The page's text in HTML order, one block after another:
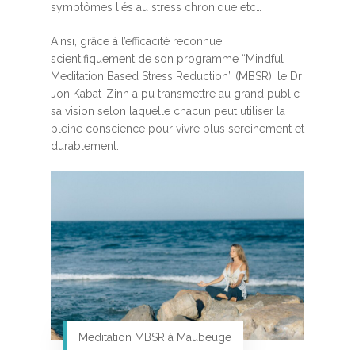
symptômes liés au stress chronique etc…
Ainsi, grâce à l’efficacité reconnue
scientifiquement de son programme “Mindful
Meditation Based Stress Reduction” (MBSR), le Dr
Jon Kabat-Zinn a pu transmettre au grand public
sa vision selon laquelle chacun peut utiliser la
pleine conscience pour vivre plus sereinement et
durablement.
Meditation MBSR à Maubeuge